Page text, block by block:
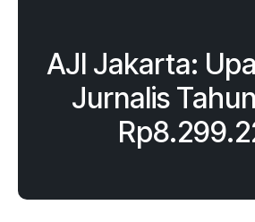
AJI Jakarta:
Jurnalis